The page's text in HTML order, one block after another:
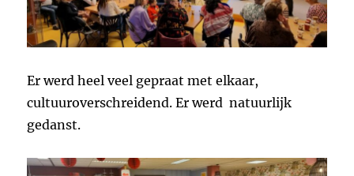
Er werd heel veel gepraat met elkaar,
cultuuroverschreidend. Er werd natuurlijk
gedanst.